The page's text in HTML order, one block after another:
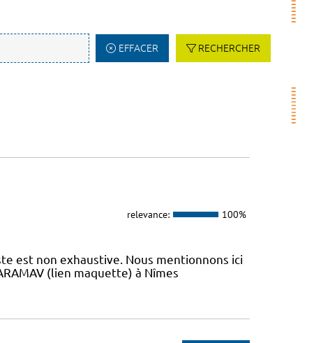
EFFACER RECHERCHER
relevance: 100%
est non exhaustive. Nous mentionnons ici
(lien maquette) à Nîmes